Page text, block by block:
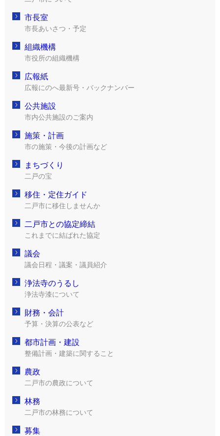
市長室
市長あいさつ・予定
組織機構
市役所の組織機構
広報紙
広報にのへ最新号・バックナンバー
公共施設
市内公共施設のご案内
施策・計画
市の施策・今後の計画など
まちづくり
二戸の宝
移住・定住ガイド
二戸市に移住しませんか
二戸市との協定締結
これまでに結ばれた協定
議会
議会日程・議案・議員紹介
浄法寺のうるし
浄法寺漆について
財務・会計
予算・決算の公表など
都市計画・建設
整備計画・建築に関すること
農政
二戸市の農政について
林務
二戸市の林務について
募集